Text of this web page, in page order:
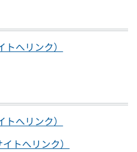
へリンク）
へリンク）
トへリンク）